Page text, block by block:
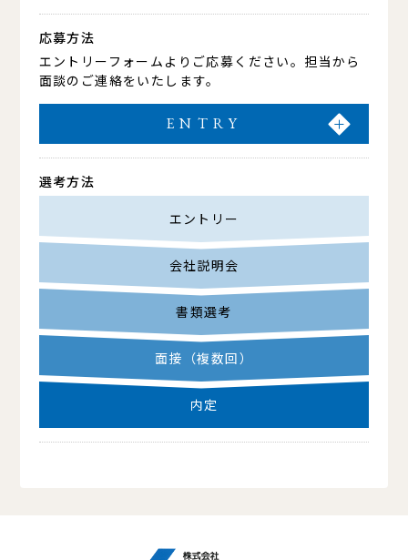
応募方法
エントリーフォームよりご応募ください。担当から
面談のご連絡をいたします。
ENTRY
選考方法
エントリー
会社説明会
書類選考
面接 （複数回）
内定